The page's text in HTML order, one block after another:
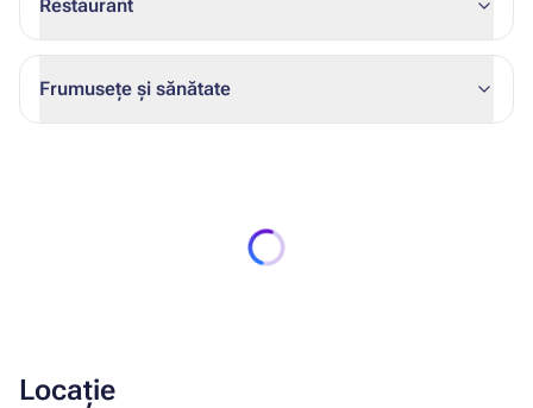
Restaurant
Frumusețe și sănătate
Locație